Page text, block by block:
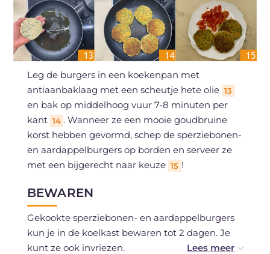
Leg de burgers in een koekenpan met
antiaanbaklaag met een scheutje hete olie 13
en bak op middelhoog vuur 7-8 minuten per
kant 14 . Wanneer ze een mooie goudbruine
korst hebben gevormd, schep de sperziebonen-
en aardappelburgers op borden en serveer ze
met een bijgerecht naar keuze 15 !
BEWAREN
Gekookte sperziebonen- en aardappelburgers
kun je in de koelkast bewaren tot 2 dagen. Je
kunt ze ook invriezen.